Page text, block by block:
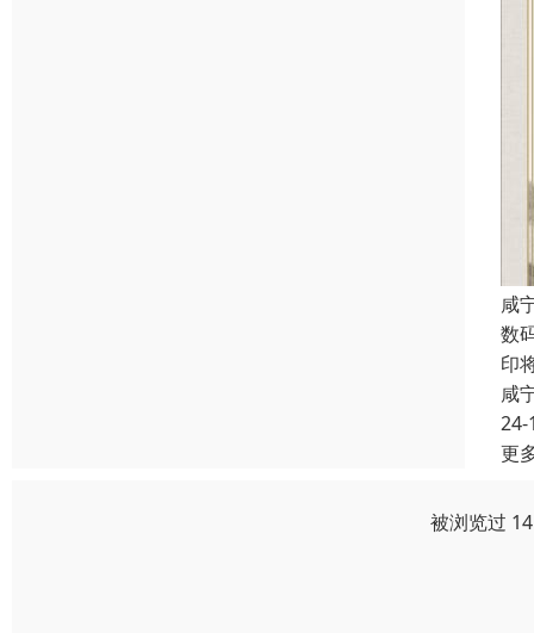
咸
数
印
咸
24-
更
被浏览过